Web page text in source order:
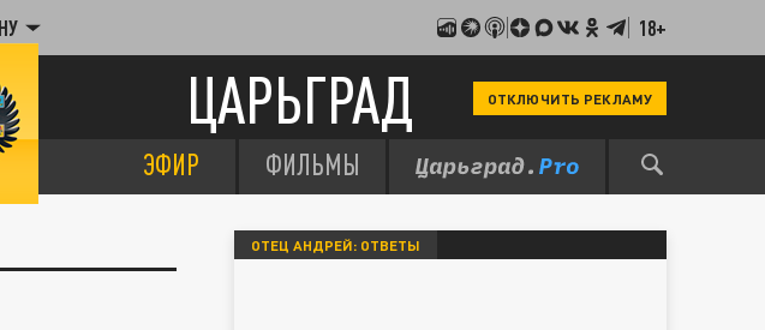
18+
ЦАРЬГРАД ОТКЛЮЧИТЬ РЕКЛАМУ
ЭФИР ФИЛЬМЫ
ОТЕЦ АНДРЕЙ: ОТВЕТЫ